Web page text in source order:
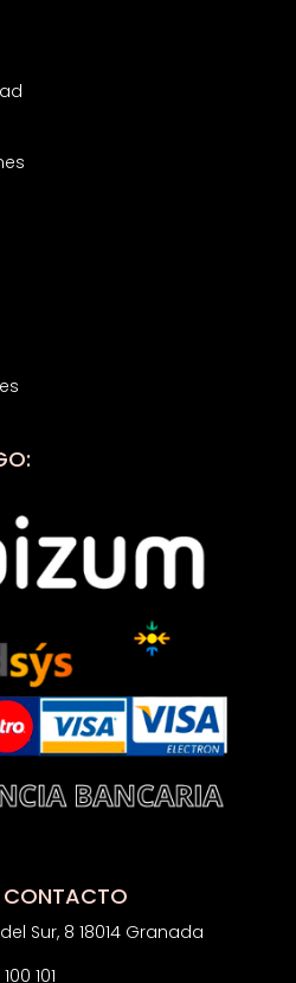
CONTACTO
Sur, 8 18014 Granada
101